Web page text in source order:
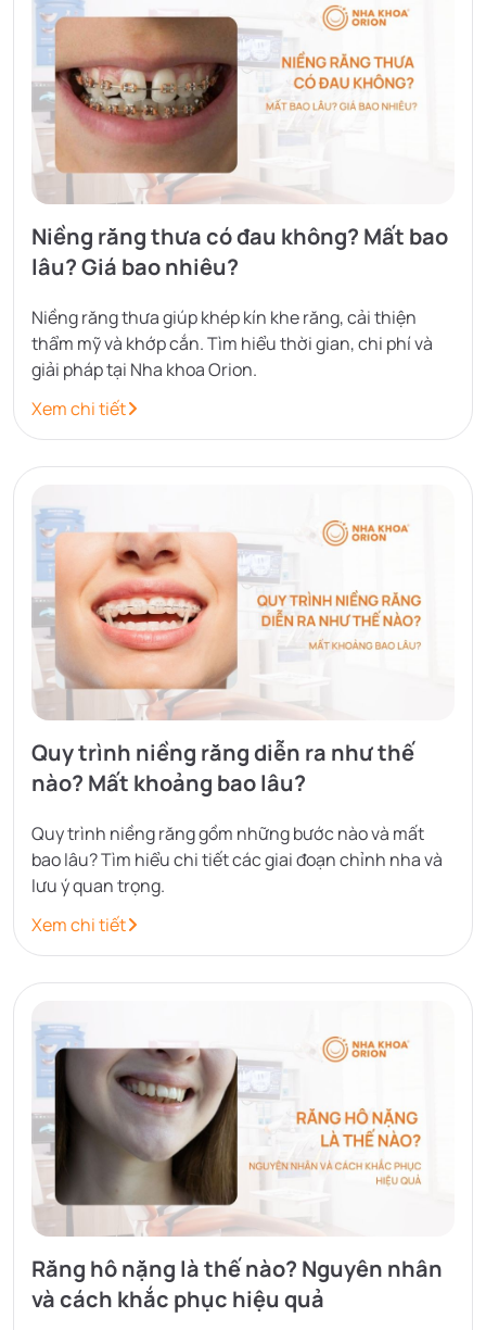
Niềng răng thưa có đau không? Mất bao
lâu? Giá bao nhiêu?
Niềng răng thưa giúp khép kín khe răng, cải thiện
thẩm mỹ và khớp cắn. Tìm hiểu thời gian, chi phí và
giải pháp tại Nha khoa Orion.
Xem chi tiết
Quy trình niềng răng diễn ra như thế
nào? Mất khoảng bao lâu?
Quy trình niềng răng gồm những bước nào và mất
bao lâu? Tìm hiểu chi tiết các giai đoạn chỉnh nha và
lưu ý quan trọng.
Xem chi tiết
Răng hô nặng là thế nào? Nguyên nhân
và cách khắc phục hiệu quả